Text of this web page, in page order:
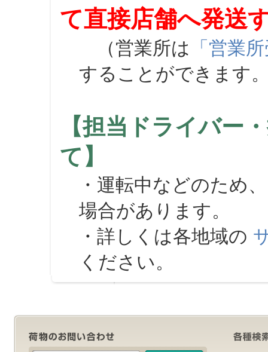
て直接店舗へ発送
（営業所は 「営業
することができます
【担当ドライバー
て】
・運転中などのため
場合があります。
・詳しくは各地域の
ください。